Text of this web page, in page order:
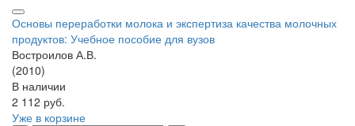
Основы переработки молока и экспертиза качества молочных
продуктов: Учебное пособие для вузов
Востроилов А.В.
(2010)
В наличии
2 112 руб.
Уже в корзине